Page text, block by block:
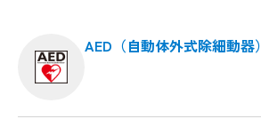
AED（自動体外式除細動器）